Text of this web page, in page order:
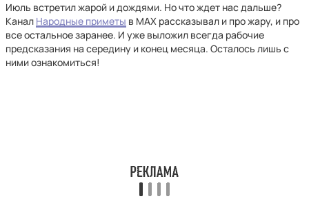
Июль встретил жарой и дождями. Но что ждет нас дальше?
Канал Народные приметы в MAX рассказывал и про жару, и про
все остальное заранее. И уже выложил всегда рабочие
предсказания на середину и конец месяца. Осталось лишь с
ними ознакомиться!